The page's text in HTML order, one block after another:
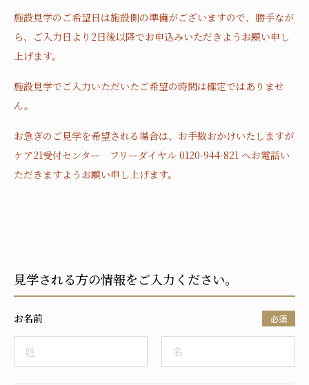
施設見学のご希望日は施設側の準備がございますので、 勝手なが
ら、ご入力日より2日後以降でお申込みいただきようお願い申し
上げます。
施設見学でご入力いただいたご希望の時間は確定ではありませ
ん。
お急ぎのご見学を希望される場合は、お手数おかけいたしますが
ケア21受付センター フリーダイヤル 0120-944-821 へお電話い
ただきますようお願い申し上げます。
見学される方の情報をご入力ください。
お名前 必須